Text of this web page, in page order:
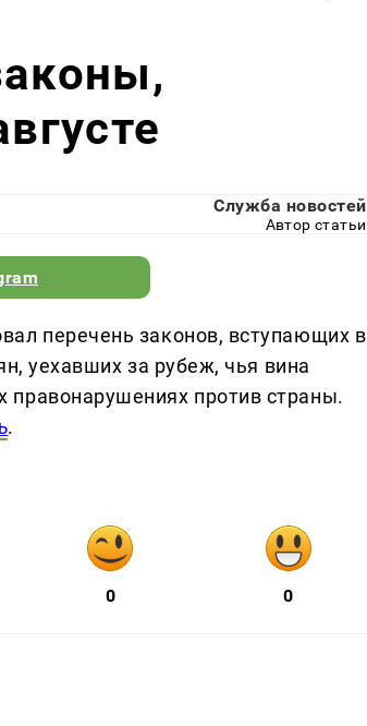
Служба новостей
Автор статьи
перечень законов, вступающих в
уехавших за рубеж, чья вина
правонарушениях против страны.
.
0 0